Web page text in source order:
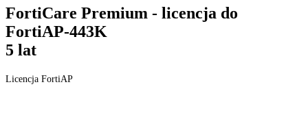
FortiCare Premium - licencja do
FortiAP-443K
5 lat
Licencja FortiAP